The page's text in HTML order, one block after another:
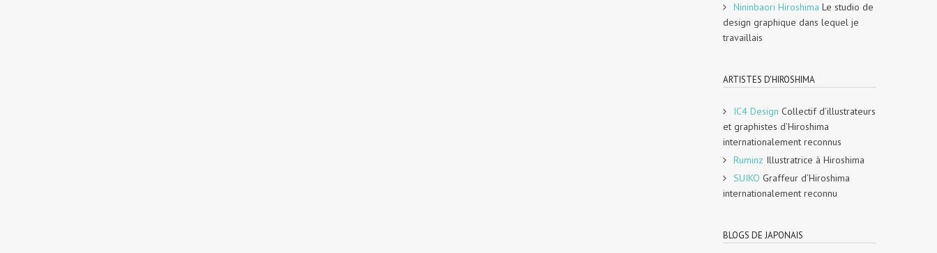
Nininbaori Hiroshima Le studio de
design graphique dans lequel je
travaillais
ARTISTES D'HIROSHIMA
IC4 Design Collectif d’illustrateurs
et graphistes d’Hiroshima
internationalement reconnus
Ruminz Illustratrice à Hiroshima
SUIKO Graffeur d’Hiroshima
internationalement reconnu
BLOGS DE JAPONAIS